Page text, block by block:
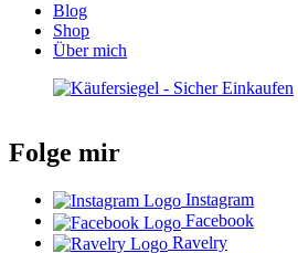
Blog
Shop
Über mich
Folge mir
Instagram
Facebook
Ravelry